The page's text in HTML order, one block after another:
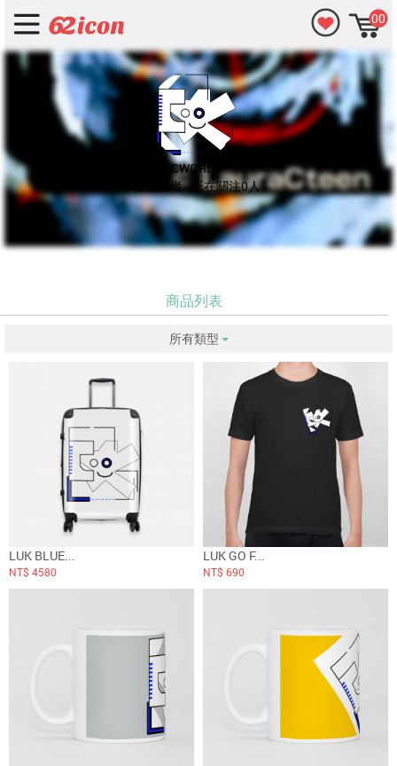
00
LCWORLD
0位追隨者 · 正在關注0人
商品列表
所有類型
LUK BLUE...
NT$ 4580
LUK GO F...
NT$ 690